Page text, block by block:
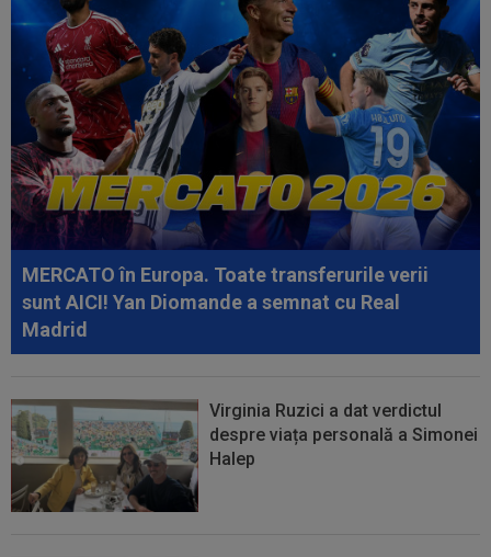
13:26
Cine e Leonardo Bovio, ”viitorul fundaș al
Italiei” propus de Cristi Chivu la...
13:23
S-a aflat echipa din Serie A la care poate
ajunge Ștefan Baiaram! 6 milioane de...
13:22
”Pachet de 6 cifre” + 50.000 de euro pentru
amanta lui Infantino? Comunicat...
13:01
Giovanni Becali a rămas ”interzis” când a aflat
ce i-a spus MM Stoica lui Gigi...
12:48
Sepsi - FCSB | LIVE VIDEO, luni, 21:30, DGS 1.
Roș-albaștrii, ”ca acasă” la...
MERCATO în Europa. Toate transferurile verii
sunt AICI! Yan Diomande a semnat cu Real
Madrid
Virginia Ruzici a dat verdictul
despre viața personală a Simonei
Halep